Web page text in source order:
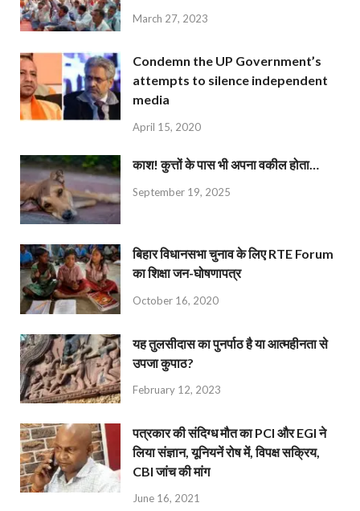
March 27, 2023
Condemn the UP Government’s
attempts to silence independent
media
April 15, 2020
काश! कुत्तों के पास भी अपना वकील होता…
September 19, 2025
बिहार विधानसभा चुनाव के लिए RTE Forum
का शिक्षा जन-घोषणापत्र
October 16, 2020
यह तुलसीदास का पुनर्पाठ है या आत्महीनता से
उपजा कुपाठ?
February 12, 2023
पत्रकार की संदिग्ध मौत का PCI और EGI ने
लिया संज्ञान, यूनियनें रोष में, विपक्ष सक्रिय,
CBI जांच की मांग
June 16, 2021